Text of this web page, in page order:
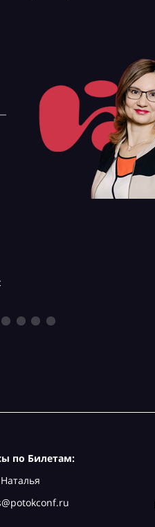
по Билетам:
Наталья